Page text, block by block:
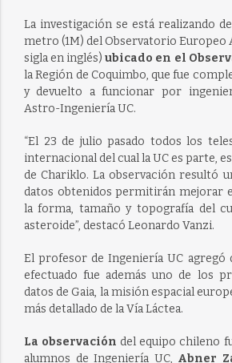
La investigación se está realizando
metro (1M) del Observatorio Europeo
sigla en inglés)ubicado en el
la Región de Coquimbo, que fue
y devuelto a funcionar por
Astro-Ingeniería UC.
“El 23 de julio pasado todos los
internacional del cual la UC es parte,
de Chariklo. La observación resultó
datos obtenidos permitirán mejorar
la forma, tamaño y topografía del
asteroide”, destacó Leonardo Vanzi.
El profesor de Ingeniería UC agregó
efectuado fue además uno de los
datos de Gaia, la misión espacial
más detallado de la Vía Láctea.
La observación del equipo chileno
alumnos de Ingeniería UC, Abner